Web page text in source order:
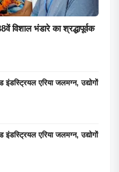
विशाल भंडारे का श्रद्धापूर्वक
एरिया जलमग्न, उद्योगों
एरिया जलमग्न, उद्योगों